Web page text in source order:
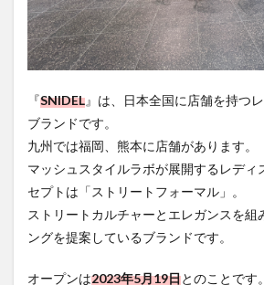
『SNIDEL』は、日本全国に店舗を持つ
ブランドです。
九州では福岡、熊本に店舗があります。
マッシュスタイルラボが展開するレディ
セプトは「ストリートフォーマル」。
ストリートカルチャーとエレガンスを組
ングを提案しているブランドです。
オープンは2023年5月19日とのことです。